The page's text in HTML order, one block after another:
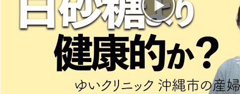
母乳育児
予防接種
その他の診療内容
‘さんルーム’ でさまざまな講座・クラス